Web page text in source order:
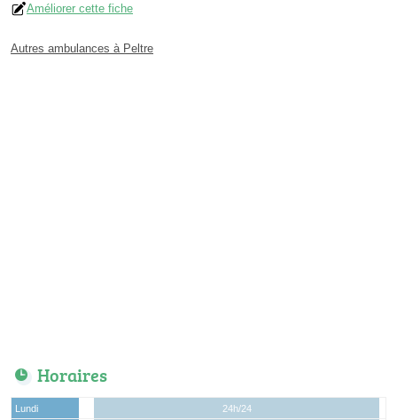
Améliorer cette fiche
Autres ambulances à Peltre
Horaires
Lundi
24h/24